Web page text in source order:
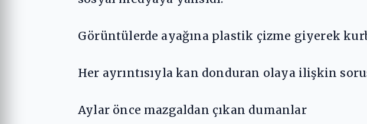
Görüntülerde ayağına plastik çizme giyerek
Her ayrıntısıyla kan donduran olaya ilişkin
Aylar önce mazgaldan çıkan dumanlar